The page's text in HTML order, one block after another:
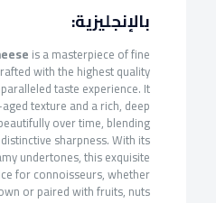
بالإنجليزية:
is a masterpiece of fine
with the highest quality
taste experience. It
texture and a rich, deep
over time, blending
sharpness. With its
undertones, this exquisite
for connoisseurs, whether
or paired with fruits, nuts,